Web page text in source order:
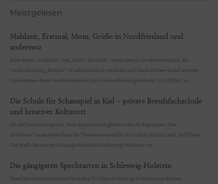
Meistgelesen
Mahlzeit, Erstmal, Moin. Grüße in Nordfriesland und
anderswo
Jeder kennt „Mahlzeit“ und „Moin“ als Gruß – zumindest in Norddeutschland; die
Verabschiedung „Erstmal“ ist schon südlich von Eider und Nord-Ostsee-Kanal seltener.
Wo kommen diese Grußformeln her und wie werden sie gebraucht? LANDRAT in...
Die Schule für Schauspiel in Kiel – private Berufsfachschule
und kreativer Kulturort
Ob als freie Schauspieler, feste Ensemblemitglieder oder als Regisseure. Ihre
Absolvent*innen bereichern die Theaterszene nicht nur in Kiel und im Land. Rolf Peter
Carl stellt die einzige Schauspielschule in Schleswig-Holstein vor.
Die gängigsten Spechtarten in Schleswig-Holstein
Diese Spechtarten können Sie in den Wäldern Schleswig-Holsteins entdecken